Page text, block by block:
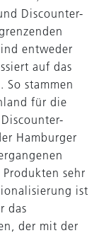
Discounter-
entweder
auf das
So stammen
für die
Hamburger
sehr
ist
das
der mit der